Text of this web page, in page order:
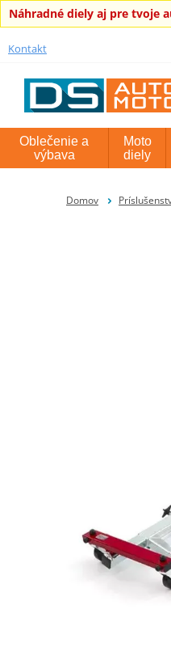
Náhradné diely aj pre tvoje
Kontakt
Oblečenie a
výbava
Moto
diely
Domov